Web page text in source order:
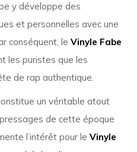
y développe des
et personnelles avec une
conséquent, le Vinyle Fabe
les puristes que les
de rap authentique.
un véritable atout
de cette époque
l’intérêt pour le Vinyle